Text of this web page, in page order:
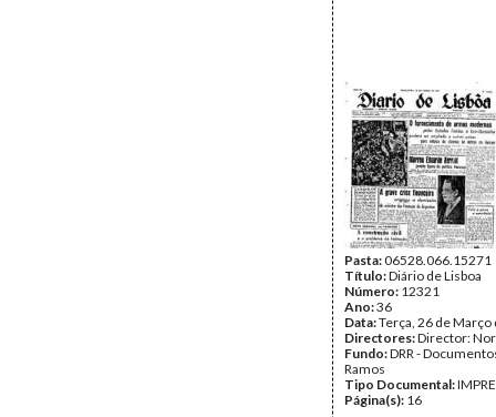
Pasta:06528.066.15271
Título:Diário de Lisboa
Número: 12321
Ano:36
Data:Terça, 26 de Março
Directores:Director:
Fundo:DRR -
Ramos
Tipo Documental:
Página(s): 16